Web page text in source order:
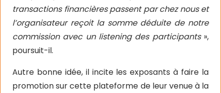
transactions financières passent par chez nous et
l’organisateur reçoit la somme déduite de notre
commission avec un listening des participants »,
poursuit-il.
Autre bonne idée, il incite les exposants à faire la
promotion sur cette plateforme de leur venue à la